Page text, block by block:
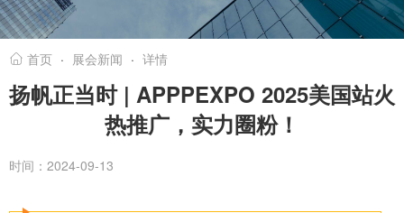
首页 · 展会新闻 · 详情
扬帆正当时 | APPPEXPO 2025美国站火
热推广，实力圈粉！
时间：2024-09-13